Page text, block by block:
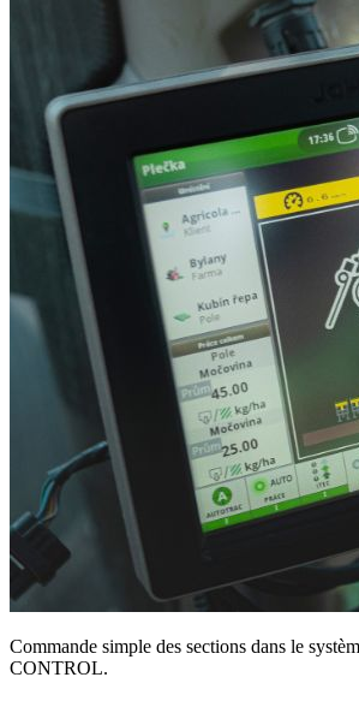
Commande simple des sections dans le
CONTROL.